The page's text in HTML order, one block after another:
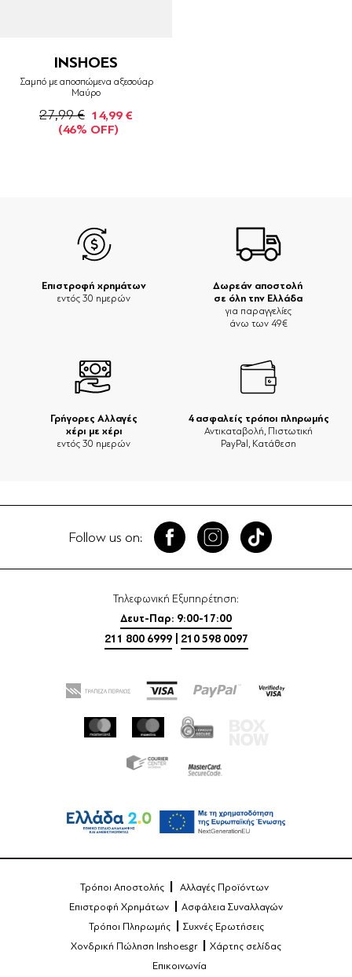
INSHOES
Σαμπό με αποσπώμενα αξεσούαρ
Μαύρο
27,99 € 14,99 €
(46% OFF)
Δωρεάν αποστολή
σε όλη την Ελλάδα
για παραγγελίες
άνω των 49€
Επιστροφή χρημάτων
εντός 30 ημερών
Γρήγορες Αλλαγές
χέρι με χέρι
εντός 30 ημερών
4 ασφαλείς τρόποι πληρωμής
Αντικαταβολή, Πιστωτική
PayPal, Κατάθεση
Follow us on:
Τηλεφωνική Εξυπηρέτηση:
Δευτ-Παρ: 9:00-17:00
211 800 6999
210 598 0097
Τρόποι Αποστολής
Αλλαγές Προϊόντων
Επιστροφή Χρημάτων
Ασφάλεια Συναλλαγών
Τρόποι Πληρωμής
Συχνές Ερωτήσεις
Χονδρική Πώληση Inshoes.gr
Χάρτης σελίδας
Επικοινωνία